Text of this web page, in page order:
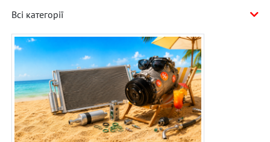
Всі категорії